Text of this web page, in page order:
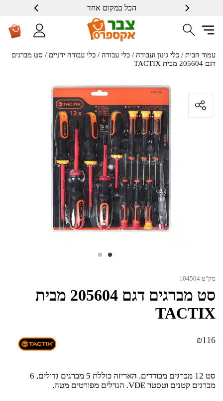
הכל במקום אחד
עמוד הבית / כלי גינון ועבודה / כלי עבודה / כלי עבודה ידניים / סט מברגים
דגם 205604 מבית TACTIX
מק"ט 104504
סט מברגים דגם 205604 מבית
TACTIX
₪116
סט 12 מברגים מבודדים. האריזה כוללת 5 מברגים גדולים, 6
מברגים קטנים וטסטר VDE. הגדלים מפורטים מטה.